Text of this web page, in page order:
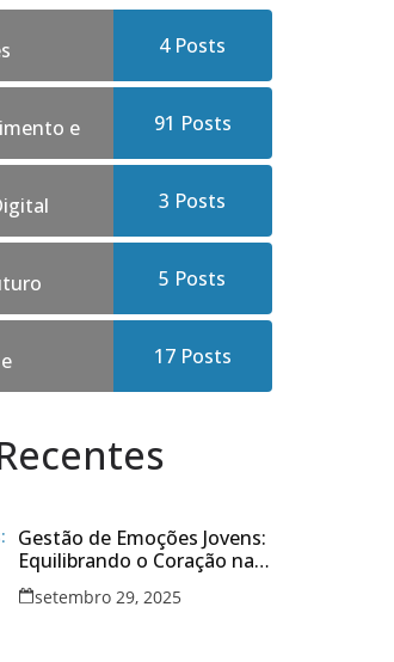
4 Posts
e
91 Posts
3 Posts
5 Posts
17 Posts
Gestão de Emoções Jovens:
Equilibrando o Coração na
Adolescência
setembro 29, 2025